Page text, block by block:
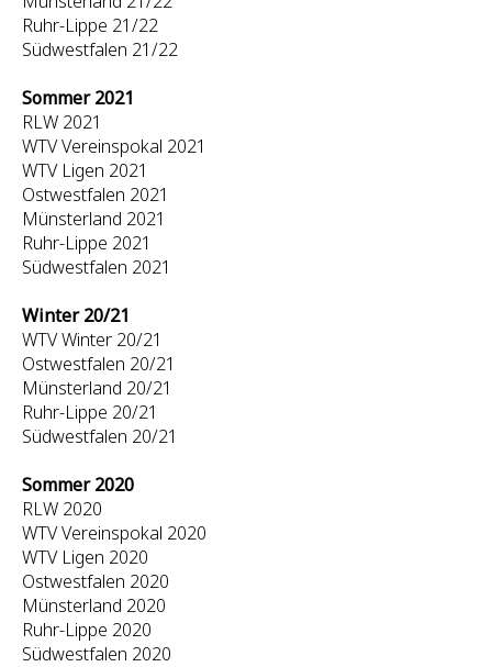
Ruhr-Lippe 21/22
Südwestfalen 21/22
Sommer 2021
RLW 2021
WTV Vereinspokal 2021
WTV Ligen 2021
Ostwestfalen 2021
Münsterland 2021
Ruhr-Lippe 2021
Südwestfalen 2021
Winter 20/21
WTV Winter 20/21
Ostwestfalen 20/21
Münsterland 20/21
Ruhr-Lippe 20/21
Südwestfalen 20/21
Sommer 2020
RLW 2020
WTV Vereinspokal 2020
WTV Ligen 2020
Ostwestfalen 2020
Münsterland 2020
Ruhr-Lippe 2020
Südwestfalen 2020